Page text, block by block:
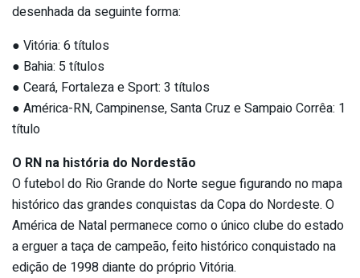
desenhada da seguinte forma:
● Vitória: 6 títulos
● Bahia: 5 títulos
● Ceará, Fortaleza e Sport: 3 títulos
● América-RN, Campinense, Santa Cruz e Sampaio Corrêa: 1
título
O RN na história do Nordestão
O futebol do Rio Grande do Norte segue figurando no mapa
histórico das grandes conquistas da Copa do Nordeste. O
América de Natal permanece como o único clube do estado
a erguer a taça de campeão, feito histórico conquistado na
edição de 1998 diante do próprio Vitória.